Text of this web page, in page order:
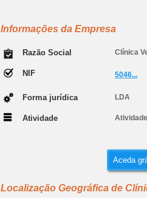
Informações da Empresa
Razão Social Clínica
NIF 5046...
Forma jurídica LDA
Atividade
Aceda
Localização Geográfica de